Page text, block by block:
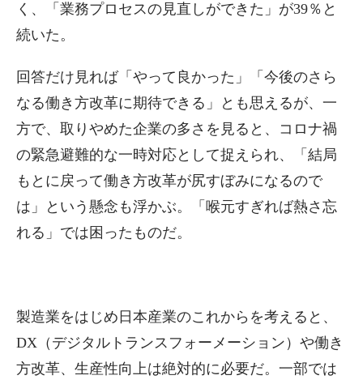
く、「業務プロセスの見直しができた」が39％と
続いた。
回答だけ見れば「やって良かった」「今後のさら
なる働き方改革に期待できる」とも思えるが、一
方で、取りやめた企業の多さを見ると、コロナ禍
の緊急避難的な一時対応として捉えられ、「結局
もとに戻って働き方改革が尻すぼみになるので
は」という懸念も浮かぶ。「喉元すぎれば熱さ忘
れる」では困ったものだ。
製造業をはじめ日本産業のこれからを考えると、
DX（デジタルトランスフォーメーション）や働き
方改革、生産性向上は絶対的に必要だ。一部では